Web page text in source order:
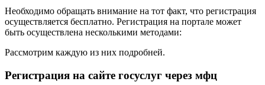
Необходимо обращать внимание на тот факт, что регистрация
осуществляется бесплатно. Регистрация на портале может
быть осуществлена несколькими методами:
Рассмотрим каждую из них подробней.
Регистрация на сайте госуслуг через мфц